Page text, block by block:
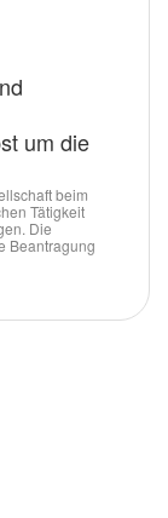
um die
beim
Tätigkeit
Die
Beantragung